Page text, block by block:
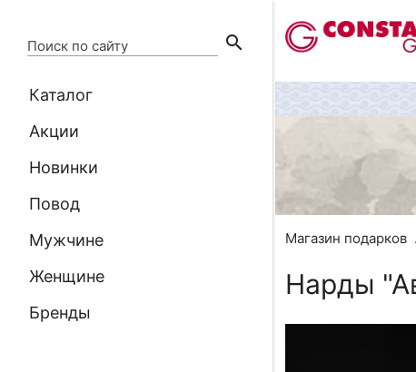
Поиск по сайту search
Каталог
Акции
Новинки
Повод
Мужчине
Женщине
Бренды
Магазин подарков
Нарды